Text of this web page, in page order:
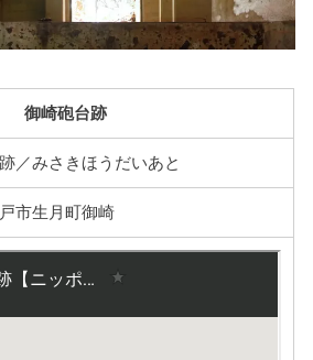
御崎砲台跡
／みさきほうだいあと
市生月町御崎